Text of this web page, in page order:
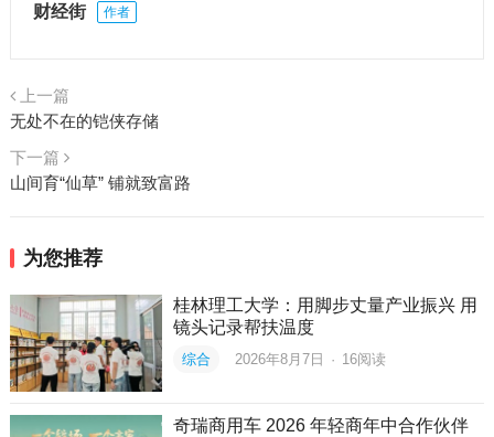
财经街 作者
上一篇
无处不在的铠侠存储
下一篇
山间育“仙草” 铺就致富路
为您推荐
桂林理工大学：用脚步丈量产业振兴 用
镜头记录帮扶温度
综合 2026年8月7日 · 16阅读
奇瑞商用车 2026 年轻商年中合作伙伴